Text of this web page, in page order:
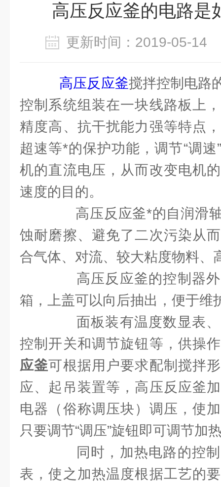
高压反应釜的电路是
更新时间：2019-05-
高压反应釜搅拌控制电路
控制系统组装在一块线路板上
精度高、抗干扰能力强等特点
超速等*的保护功能，调节“调
机的直流电压，从而改变电机
速度的目的。
高压反应釜*的自润滑轴
蚀耐磨擦、避免了二次污染从
合气体、对流、较大粘度物料、
高压反应釜的控制器外
箱，上盖可以向后抽出，便于维
面板装有温度数显表、
控制开关和调节旋钮等，供操
应釜可根据用户要求配制搅拌
应、起吊装置等，高压反应釜
电器（俗称调压块）调压，使
只要调节“调压”旋钮即可调节加
同时，加热电路的控制
表，使之加热温度根据工艺的